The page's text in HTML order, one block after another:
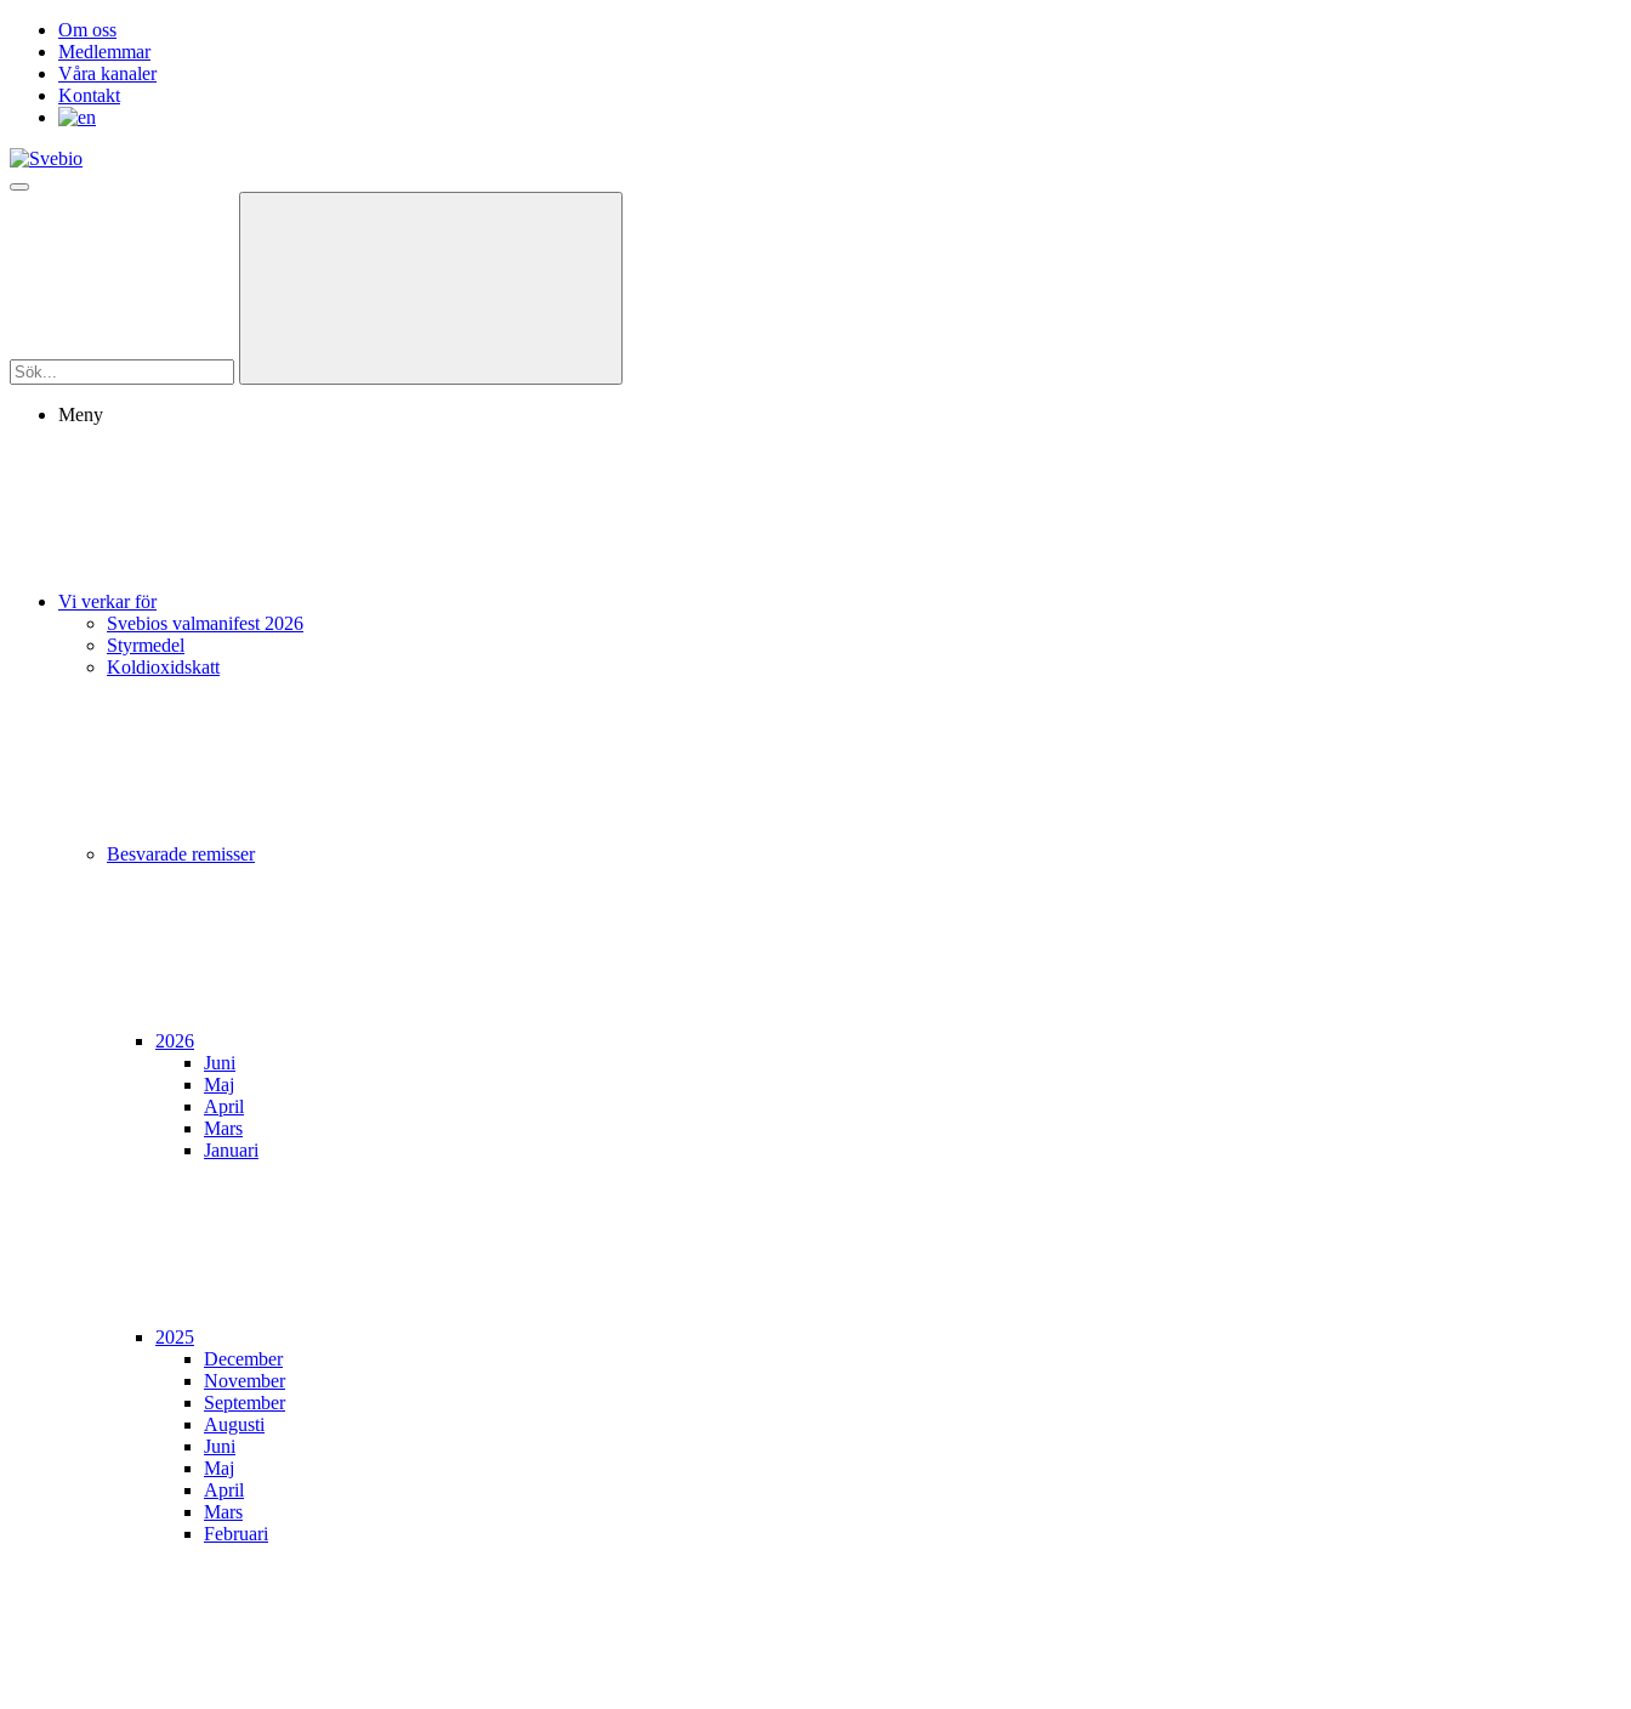
Om oss
Medlemmar
Våra kanaler
Kontakt
Meny
Vi verkar för
Svebios valmanifest 2026
Styrmedel
Koldioxidskatt
Besvarade remisser
2026
Juni
Maj
April
Mars
Januari
2025
December
November
September
Augusti
Juni
Maj
April
Mars
Februari